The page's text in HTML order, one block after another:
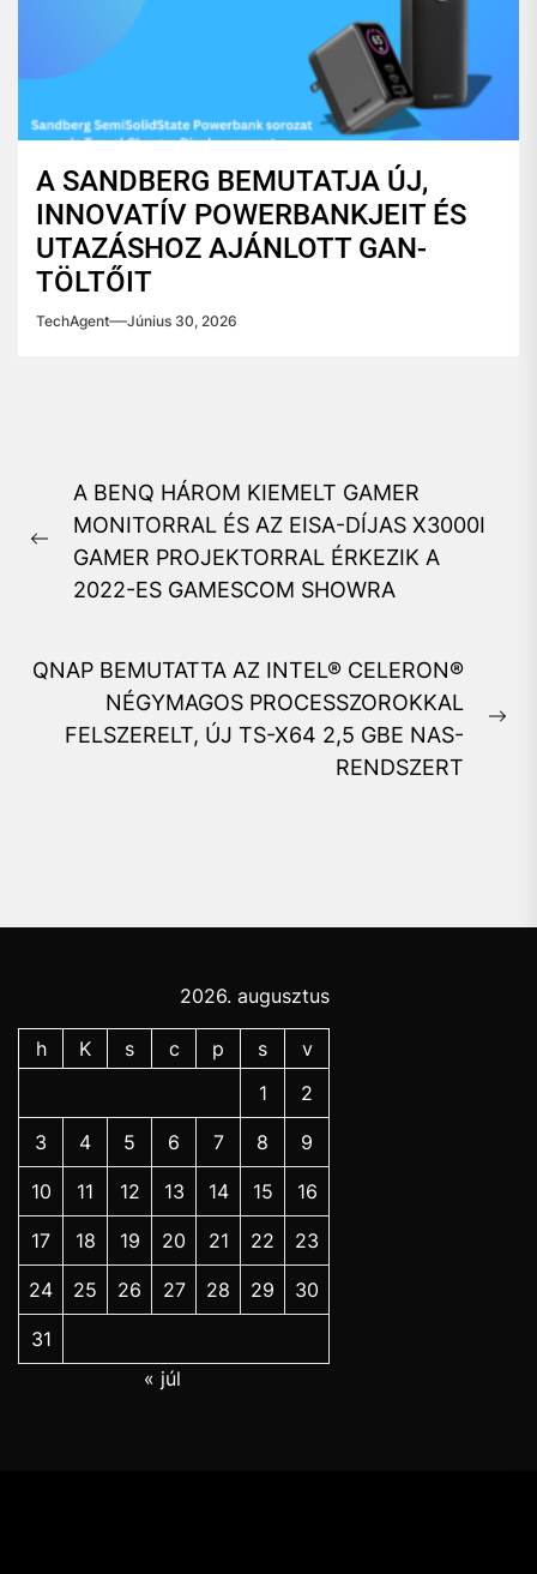
A SANDBERG BEMUTATJA ÚJ,
INNOVATÍV POWERBANKJEIT ÉS
UTAZÁSHOZ AJÁNLOTT GAN-
TÖLTŐIT
TechAgent Június 30, 2026
navigáció
Previous
post:
A BENQ HÁROM KIEMELT GAMER
MONITORRAL ÉS AZ EISA-DÍJAS X3000I
GAMER PROJEKTORRAL ÉRKEZIK A
2022-ES GAMESCOM SHOWRA
QNAP BEMUTATTA AZ INTEL® CELERON®
NÉGYMAGOS PROCESSZOROKKAL
FELSZERELT, ÚJ TS-X64 2,5 GBE NAS-
RENDSZERT
2026. augusztus
h K s c p s
v
1
2
3 4 5 6 7 8 9
10 11 12 13 14 15 16
17 18 19 20 21 22 23
24 25 26 27 28 29 30
31
« júl